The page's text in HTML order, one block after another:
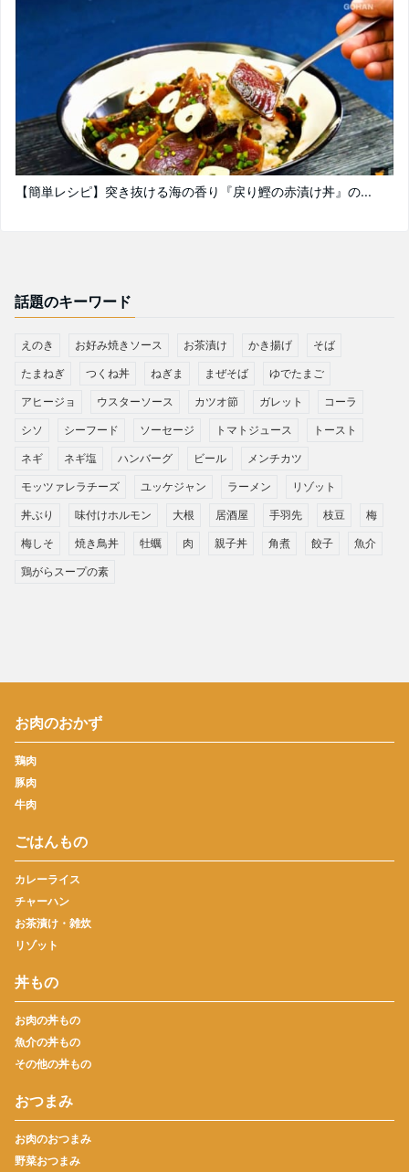
【簡単レシピ】突き抜ける海の香り『戻り鰹の赤漬け丼』の...
話題のキーワード
えのき お好み焼きソース お茶漬け かき揚げ そば
たまねぎ つくね丼 ねぎま まぜそば ゆでたまご
アヒージョ ウスターソース カツオ節 ガレット コーラ
シソ シーフード ソーセージ トマトジュース トースト
ネギ ネギ塩 ハンバーグ ビール メンチカツ
モッツァレラチーズ ユッケジャン ラーメン リゾット
丼ぶり 味付けホルモン 大根 居酒屋 手羽先 枝豆 梅
梅しそ 焼き鳥丼 牡蠣 肉 親子丼 角煮 餃子 魚介
鶏がらスープの素
お肉のおかず
鶏肉
豚肉
牛肉
ごはんもの
カレーライス
チャーハン
お茶漬け・雑炊
リゾット
丼もの
お肉の丼もの
魚介の丼もの
その他の丼もの
おつまみ
お肉のおつまみ
野菜おつまみ